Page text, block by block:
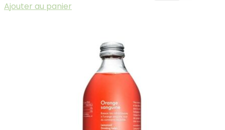
Ajouter au panier